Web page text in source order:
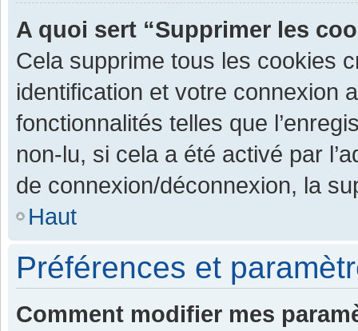
A quoi sert “Supprimer les
Cela supprime tous les cookies
identification et votre connexion
fonctionnalités telles que
non-lu, si cela a été activé par
de connexion/déconnexion, la
Haut
Préférences et
Comment modifier mes